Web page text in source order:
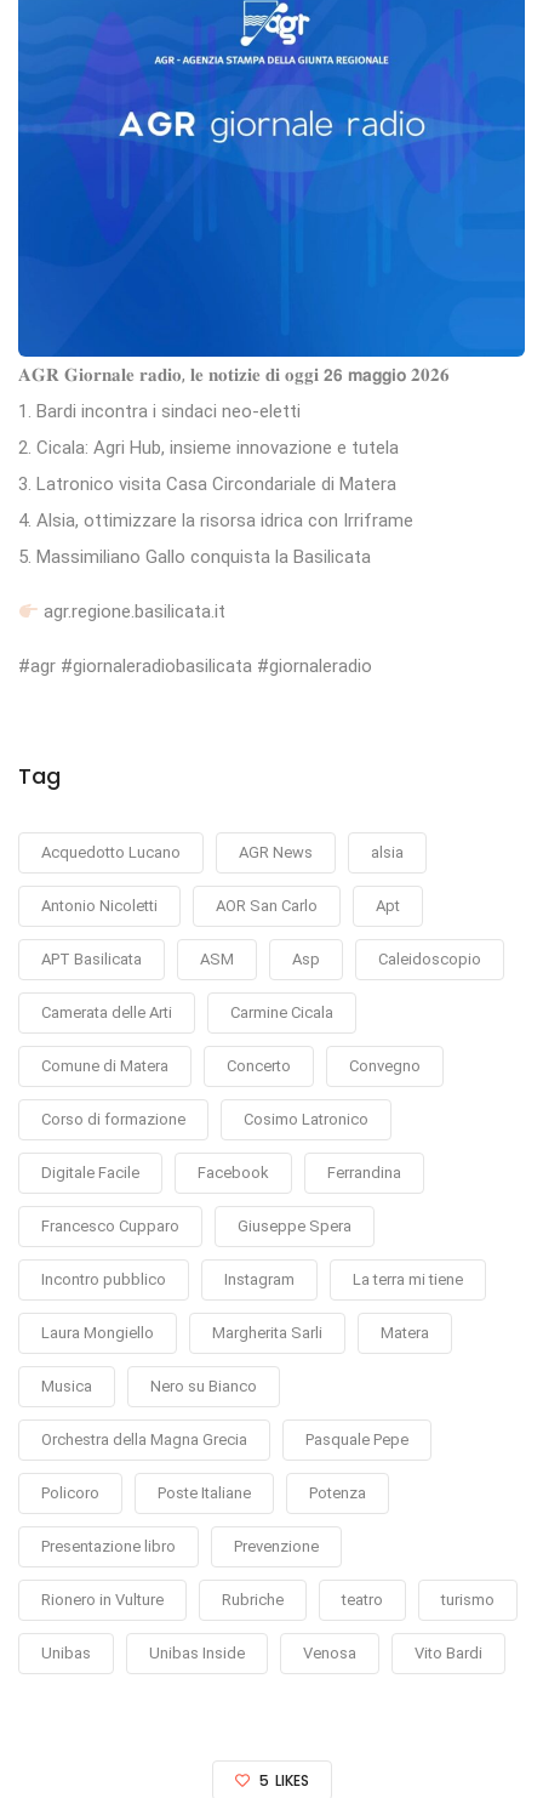
𝐀𝐆𝐑 𝐆𝐢𝐨𝐫𝐧𝐚𝐥𝐞 𝐫𝐚𝐝𝐢𝐨, 𝐥𝐞 𝐧𝐨𝐭𝐢𝐳𝐢𝐞 𝐝𝐢 𝐨𝐠𝐠𝐢 𝟮𝟲 𝗺𝗮𝗴𝗴𝗶𝗼 𝟐𝟎𝟐𝟔
1. Bardi incontra i sindaci neo-eletti
2. Cicala: Agri Hub, insieme innovazione e tutela
3. Latronico visita Casa Circondariale di Matera
4. Alsia, ottimizzare la risorsa idrica con Irriframe
5. Massimiliano Gallo conquista la Basilicata
agr.regione.basilicata.it
#agr #giornaleradiobasilicata #giornaleradio
Tag
Acquedotto Lucano AGR News alsia
Antonio Nicoletti AOR San Carlo Apt
APT Basilicata ASM Asp Caleidoscopio
Camerata delle Arti Carmine Cicala
Comune di Matera Concerto Convegno
Corso di formazione Cosimo Latronico
Digitale Facile Facebook Ferrandina
Francesco Cupparo Giuseppe Spera
Incontro pubblico Instagram La terra mi tiene
Laura Mongiello Margherita Sarli Matera
Musica Nero su Bianco
Orchestra della Magna Grecia Pasquale Pepe
Policoro Poste Italiane Potenza
Presentazione libro Prevenzione
Rionero in Vulture Rubriche teatro turismo
Unibas Unibas Inside Venosa Vito Bardi
5 LIKES